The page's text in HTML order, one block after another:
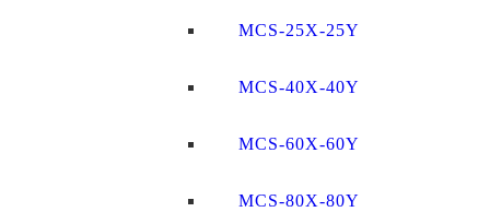
MCS-25X-25Y
MCS-40X-40Y
MCS-60X-60Y
MCS-80X-80Y